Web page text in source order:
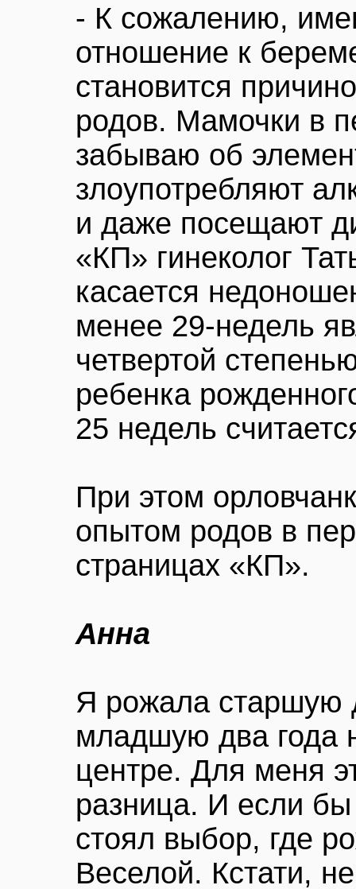
- К сожалению,
отношение к
становится
родов. Мамочки в
забываю об
злоупотребляют
и даже посещают
«КП» гинеколог
касается
менее 29-недель
четвертой
ребенка
25 недель
При этом
опытом родов в
страницах «КП».
Анна
Я рожала старшую
младшую два года
центре. Для меня
разница. И если
стоял выбор, где
Веселой. Кстати,